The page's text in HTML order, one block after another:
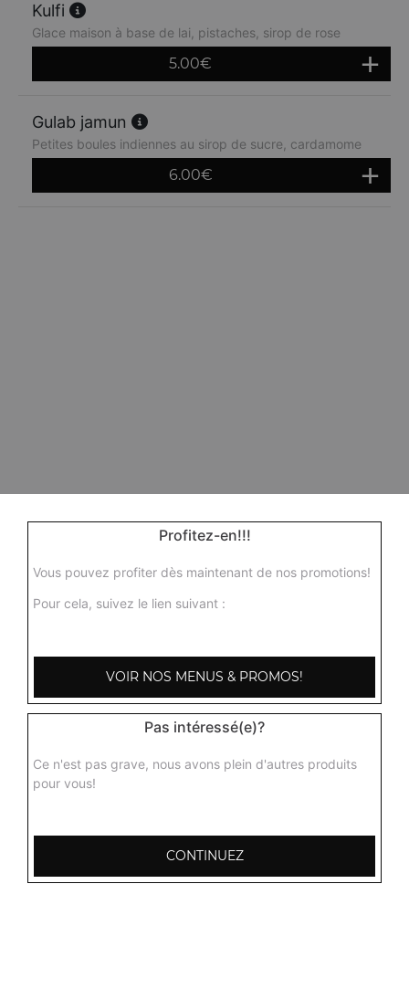
Kulfi
Glace maison à base de lai, pistaches, sirop de rose
5.00€
Gulab jamun
Petites boules indiennes au sirop de sucre, cardamome
6.00€
Profitez-en!!!
Vous pouvez profiter dès maintenant de nos promotions!
Pour cela, suivez le lien suivant :
VOIR NOS MENUS & PROMOS!
Pas intéressé(e)?
Ce n'est pas grave, nous avons plein d'autres produits
pour vous!
CONTINUEZ